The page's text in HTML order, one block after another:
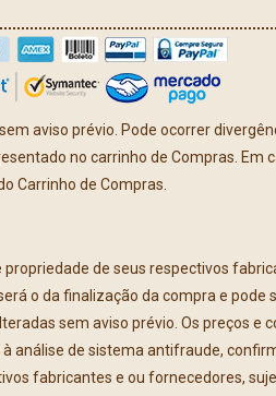
aviso prévio. Pode ocorrer
no carrinho de Compras. Em
Carrinho de Compras.
de seus respectivos
o da finalização da compra e pode
sem aviso prévio. Os preços
análise de sistema antifraude,
fabricantes e ou fornecedores,